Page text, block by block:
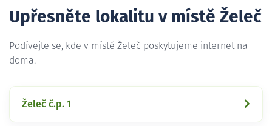
Upřesněte lokalitu v místě Želeč
Podívejte se, kde v místě Želeč poskytujeme internet na
doma.
Želeč č.p. 1